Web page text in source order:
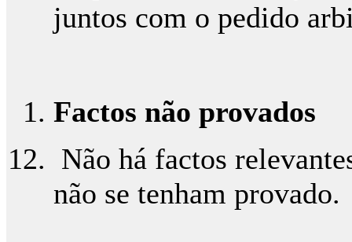
juntos com o pedido
Factos não provados
Não há factos
não se tenham provado.